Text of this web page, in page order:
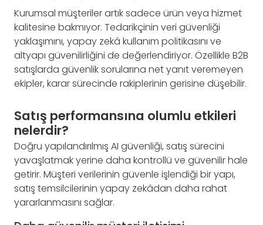
Kurumsal müşteriler artık sadece ürün veya hizmet
kalitesine bakmıyor. Tedarikçinin veri güvenliği
yaklaşımını, yapay zekâ kullanım politikasını ve
altyapı güvenilirliğini de değerlendiriyor. Özellikle B2B
satışlarda güvenlik sorularına net yanıt veremeyen
ekipler, karar sürecinde rakiplerinin gerisine düşebilir.
Satış performansına olumlu etkileri
nelerdir?
Doğru yapılandırılmış AI güvenliği, satış sürecini
yavaşlatmak yerine daha kontrollü ve güvenilir hale
getirir. Müşteri verilerinin güvenle işlendiği bir yapı,
satış temsilcilerinin yapay zekâdan daha rahat
yararlanmasını sağlar.